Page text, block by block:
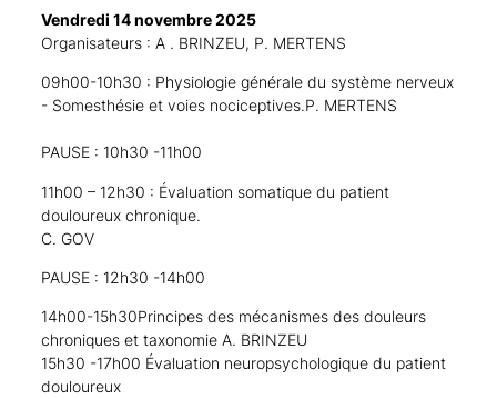
Vendredi 14 novembre 2025
Organisateurs : A . BRINZEU, P. MERTENS
09h00-10h30 : Physiologie générale du système nerveux
​- Somesthésie et voies nociceptives.​​​​​​​​​P. MERTENS
PAUSE : 10h30 -11h00
11h00 – 12h30 : Évaluation somatique du patient
douloureux chronique.
​​​​​​​​​​C. GOV​
PAUSE : 12h30 -14h00
14h00-15h30​Principes des mécanismes des douleurs
chroniques et taxonomie ​​​​​​​​​​​A. BRINZEU
​​​​​​​15h30 -17h00 Évaluation neuropsychologique du patient
douloureux